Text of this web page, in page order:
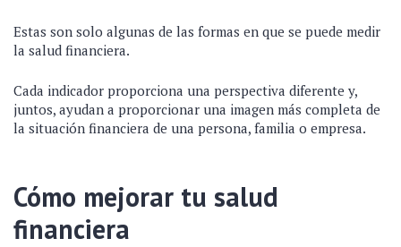
Estas son solo algunas de las formas en que se puede medir
la salud financiera.
Cada indicador proporciona una perspectiva diferente y,
juntos, ayudan a proporcionar una imagen más completa de
la situación financiera de una persona, familia o empresa.
Cómo mejorar tu salud
financiera